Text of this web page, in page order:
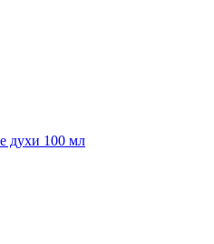
духи 100 мл